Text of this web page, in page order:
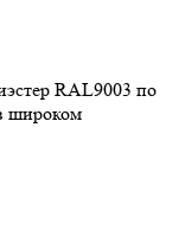
RAL9003 по
широком